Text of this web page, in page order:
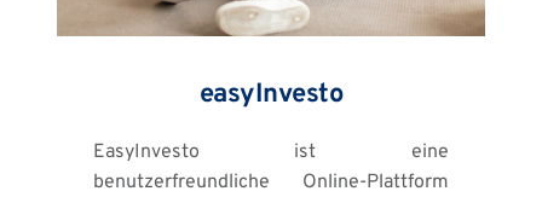
easyInvesto
EasyInvesto ist eine
benutzerfreundliche Online-Plattform